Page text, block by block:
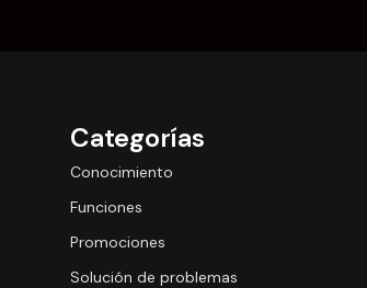
Categorías
Conocimiento
Funciones
Promociones
Solución de problemas